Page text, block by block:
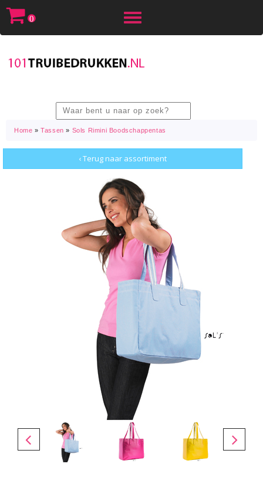
Toggle
0
Home »Tassen » Sols Rimini Boodschappentas
‹ Terug naar assortiment